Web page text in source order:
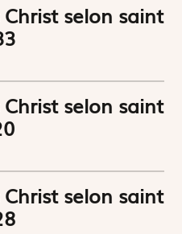
Christ selon saint
Christ selon saint
Christ selon saint